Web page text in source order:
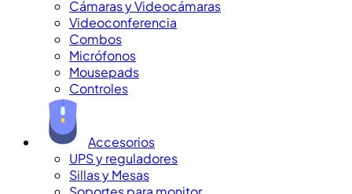
Cámaras y Videocámaras
Videoconferencia
Combos
Micrófonos
Mousepads
Controles
Accesorios
UPS y reguladores
Sillas y Mesas